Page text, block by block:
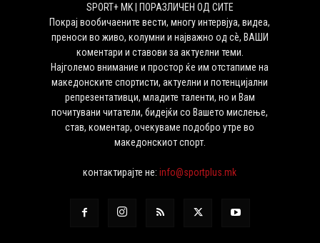
SPORT+ MK | ПОРАЗЛИЧЕН ОД СИТЕ
Покрај вообичаените вести, многу интервјуа, видеа,
преноси во живо, колумни и најважно од сѐ, ВАШИ
коментари и ставови за актуелни теми.
Најголемо внимание и простор ќе им отстапиме на
македонските спортисти, актуелни и потенцијални
репрезентативци, младите таленти, но и Вам
почитувани читатели, бидејќи со Вашето мислење,
став, коментар, очекуваме подобро утре во
македонскиот спорт.
контактирајте не:info@sportplus.mk